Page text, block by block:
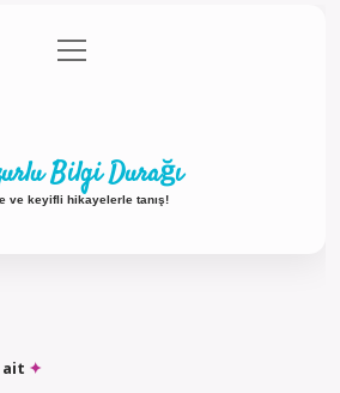
Gizlilik Politikası
menüyü
aç
Bilgi Durağı
ve keyifli hikayelerle tanış!
ait